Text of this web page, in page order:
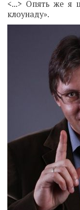
<...> Опять же я
клоунаду».